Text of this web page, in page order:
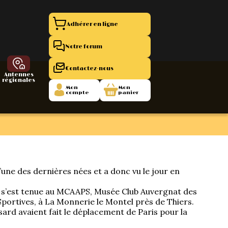
Antennes
régionales
Adhérer en ligne
Notre forum
Contactez-nous
Mon
compte
Mon
panier
des dernières nées et a donc vu le jour en
tenue au MCAAPS, Musée Club Auvergnat des
à La Monnerie le Montel près de Thiers.
avaient fait le déplacement de Paris pour la